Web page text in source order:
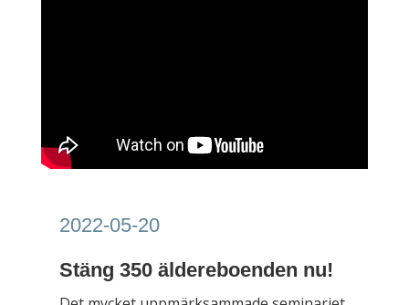
2022-05-20
Stäng 350 äldereboenden nu!